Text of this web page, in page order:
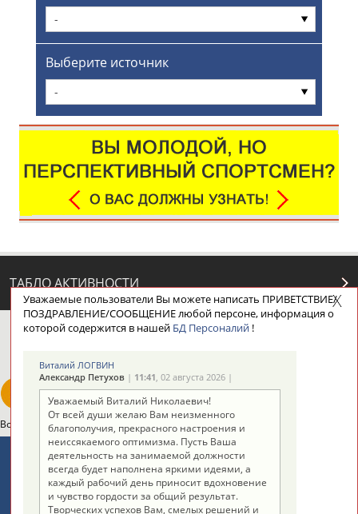
-
Выберите источник
-
ТАБЛО АКТИВНОСТИ
ЦЕЛИ ПРОЕКТА НАШИ КНОПКИ
Вопросы сотрудничества и совместной деятельности
Стадион, 1998-2026
Адресов в новостной рассылке: 996
Подпишись
Уважаемые пользователи Вы можете написать ПРИВЕТСТВИЕ/
ПОЗДРАВЛЕНИЕ/СООБЩЕНИЕ любой персоне, информация о
которой содержится в нашей БД Персоналий!
Виталий ЛОГВИН
Александр Петухов| 11:41, 02 августа 2026 |
Уважаемый Виталий Николаевич!
От всей души желаю Вам неизменного
благополучия, прекрасного настроения и
неиссякаемого оптимизма. Пусть Ваша
деятельность на занимаемой должности
всегда будет наполнена яркими идеями, а
каждый рабочий день приносит вдохновение
и чувство гордости за общий результат.
Творческих успехов Вам, смелых решений и